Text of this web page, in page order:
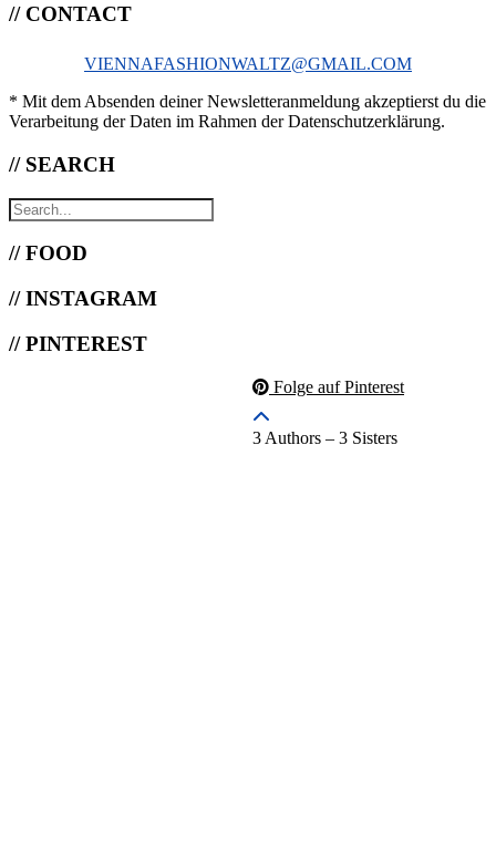
// CONTACT
VIENNAFASHIONWALTZ@GMAIL.COM
* Mit dem Absenden deiner Newsletteranmeldung akzeptierst du die
Verarbeitung der Daten im Rahmen der Datenschutzerklärung.
// SEARCH
// FOOD
// INSTAGRAM
// PINTEREST
Folge auf Pinterest
3 Authors – 3 Sisters